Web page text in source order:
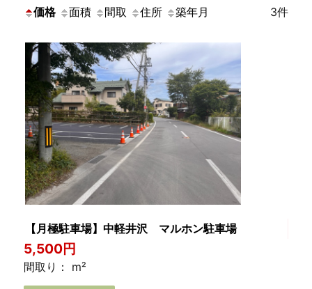
価格 面積 間取 住所 築年月 3件
【月極駐車場】中軽井沢 マルホン駐車場
5,500円
間取り： m²